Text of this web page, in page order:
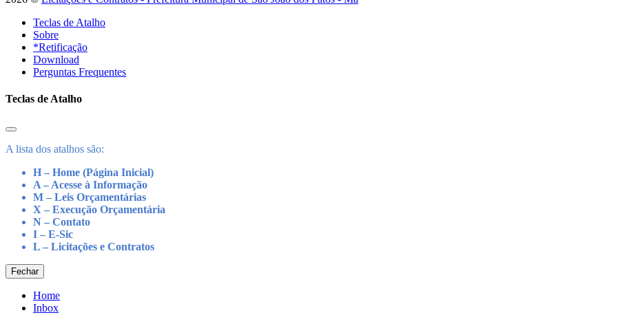
Teclas de Atalho
Sobre
*Retificação
Download
Perguntas Frequentes
Teclas de Atalho
A lista dos atalhos são:
H – Home (Página Inicial)
A – Acesse à Informação
M – Leis Orçamentárias
X – Execução Orçamentária
N – Contato
I – E-Sic
L – Licitações e Contratos
Fechar
Home
Inbox